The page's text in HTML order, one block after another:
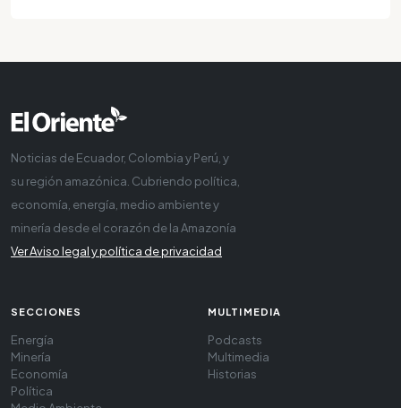
Noticias de Ecuador, Colombia y Perú, y
su región amazónica. Cubriendo política,
economía, energía, medio ambiente y
minería desde el corazón de la Amazonía
Ver Aviso legal y política de privacidad
SECCIONES
Energía
Minería
Economía
Política
MULTIMEDIA
Podcasts
Multimedia
Historias